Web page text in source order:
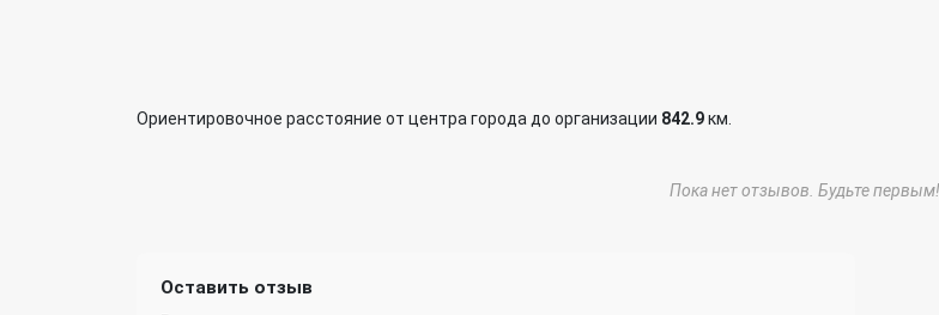
Ориентировочное расстояние от центра города до организации 842.9км.
Пока нет отзывов. Будьте первым!
Оставить отзыв